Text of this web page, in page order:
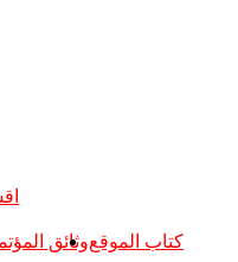
وثائقكتاب الموقع